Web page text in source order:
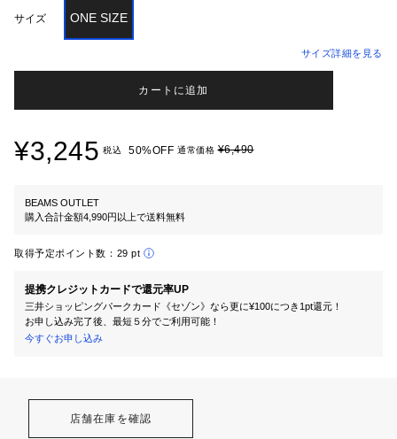
サイズ ONE SIZE
サイズ詳細を見る
カートに追加
¥3,245 税込 50%OFF 通常価格¥6,490
BEAMS OUTLET
購入合計金額4,990円以上で送料無料
取得予定ポイント数： 29 pt
提携クレジットカードで還元率UP
三井ショッピングパークカード《セゾン》なら更に¥100につき1pt還元！
お申し込み完了後、最短５分でご利用可能！
今すぐお申し込み
店舗在庫を確認